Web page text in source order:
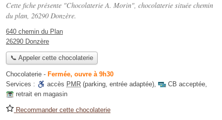
Cette fiche présente "Chocolaterie A. Morin", chocolaterie située chemin
du plan, 26290 Donzère.
640 chemin du Plan
26290 Donzère
📞 Appeler cette chocolaterie
Chocolaterie - Fermée, ouvre à 9h30
Services :
accès PMR (parking, entrée adaptée), CB acceptée,
retrait en magasin
Recommander cette chocolaterie